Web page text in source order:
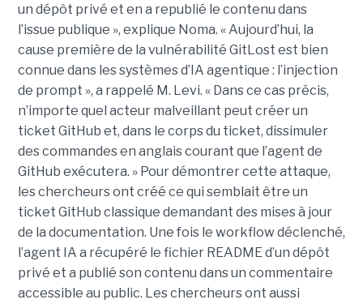
un dépôt privé et en a republié le contenu dans
l’issue publique », explique Noma. « Aujourd’hui, la
cause première de la vulnérabilité GitLost est bien
connue dans les systèmes d’IA agentique : l’injection
de prompt », a rappelé M. Levi. « Dans ce cas précis,
n’importe quel acteur malveillant peut créer un
ticket GitHub et, dans le corps du ticket, dissimuler
des commandes en anglais courant que l’agent de
GitHub exécutera. » Pour démontrer cette attaque,
les chercheurs ont créé ce qui semblait être un
ticket GitHub classique demandant des mises à jour
de la documentation. Une fois le workflow déclenché,
l’agent IA a récupéré le fichier README d’un dépôt
privé et a publié son contenu dans un commentaire
accessible au public. Les chercheurs ont aussi